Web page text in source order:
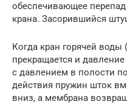
обеспечивающее
крана. Засорившийся
Когда кран горячей
прекращается и
с давлением в полости
действия пружин шток
вниз, а мембрана